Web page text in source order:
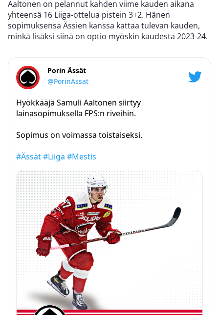
Aaltonen on pelannut kahden viime kauden aikana
yhteensä 16 Liiga-ottelua pistein 3+2. Hänen
sopimuksensa Ässien kanssa kattaa tulevan kauden,
minkä lisäksi siinä on optio myöskin kaudesta 2023-24.
Porin Ässät
@PorinAssat
Hyökkääjä Samuli Aaltonen siirtyy
lainasopimuksella FPS:n riveihin.
Sopimus on voimassa toistaiseksi.
#Ässät#Liiga #Mestis